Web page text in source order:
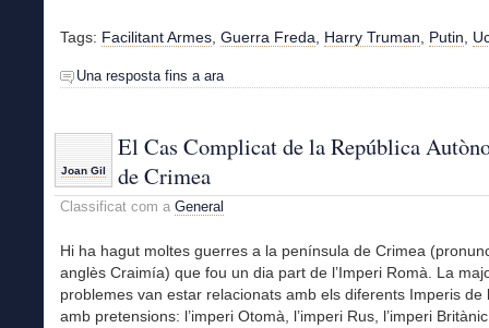
Tags: Facilitant Armes Guerra Freda Harry Truman Putin
Una resposta fins a ara
Joan Gil
El Cas Complicat de la República
de Crimea
Classificat com a General
Hi ha hagut moltes guerres a la península de Crimea
anglès Craimía) que fou un dia part de l’Imperi Romà. La
problemes van estar relacionats amb els diferents Imperis de
amb pretensions: l’imperi Otomà, l’imperi Rus, l’imperi